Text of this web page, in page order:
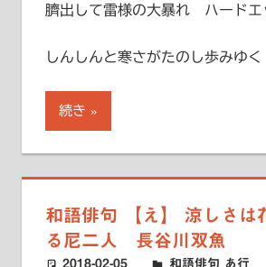
臍出して雷様の大暴れ ハードエ
しんしんと寒さがたのし歩みゆ
続き
和語俳句 【え】 涼しさは
る尼二人 長谷川双魚
2018-02-05 ハードエッジ
和語俳句 あ行